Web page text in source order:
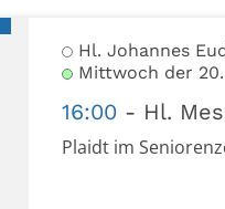
Hl. Johannes
Mittwoch der
16:00 Hl.
Plaidt im